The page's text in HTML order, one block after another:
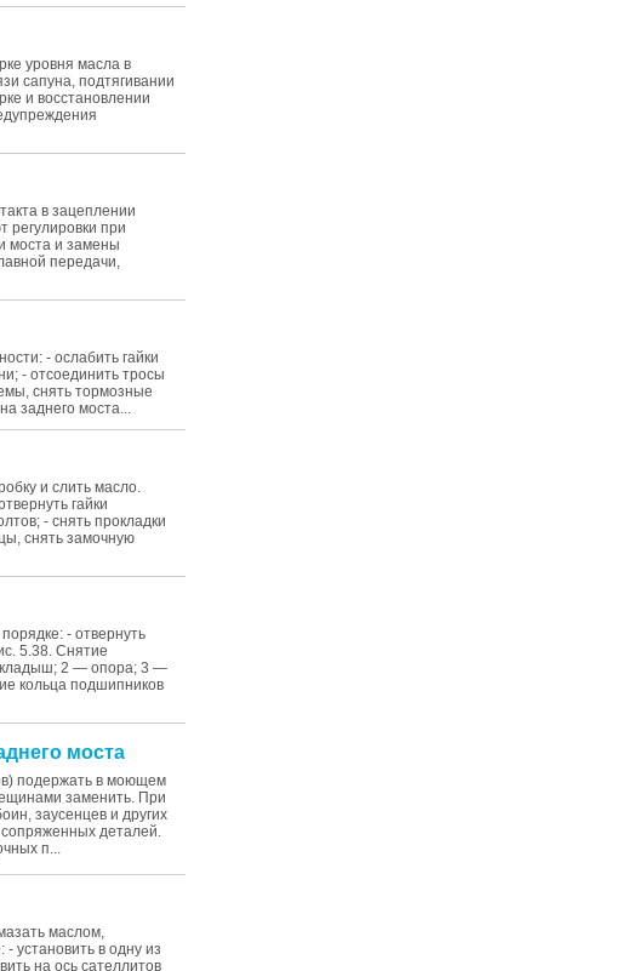
уровня масла в
сапуна, подтягивании
и восстановлении
в зацеплении
регулировки при
моста и замены
передачи,
- ослабить гайки
- отсоединить тросы
снять тормозные
заднего моста...
и слить масло.
гайки
- снять прокладки
снять замочную
- отвернуть
5.38. Снятие
2 — опора; 3 —
кольца подшипников
моста
подержать в моющем
заменить. При
заусенцев и других
сопряженных деталей.
п...
маслом,
установить в одну из
на ось сателлитов